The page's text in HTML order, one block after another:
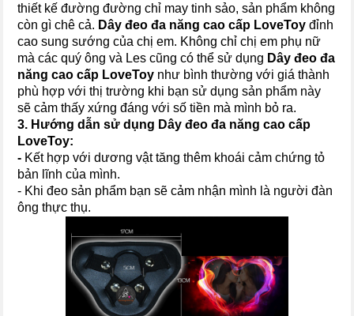
thiết kế đường đường chỉ may tinh sảo, sản phẩm không
còn gì chê cả. Dây đeo đa năng cao cấp LoveToy đỉnh
cao sung sướng của chị em. Không chỉ chị em phụ nữ
mà các quý ông và Les cũng có thể sử dụng Dây đeo đa
năng cao cấp LoveToy như bình thường với giá thành
phù hợp với thị trường khi bạn sử dụng sản phẩm này
sẽ cảm thấy xứng đáng với số tiền mà mình bỏ ra.
3. Hướng dẫn sử dụng Dây đeo đa năng cao cấp
LoveToy:
- Kết hợp với dương vật tăng thêm khoái cảm chứng tỏ
bản lĩnh của mình.
- Khi đeo sản phẩm bạn sẽ cảm nhận mình là người đàn
ông thực thụ.